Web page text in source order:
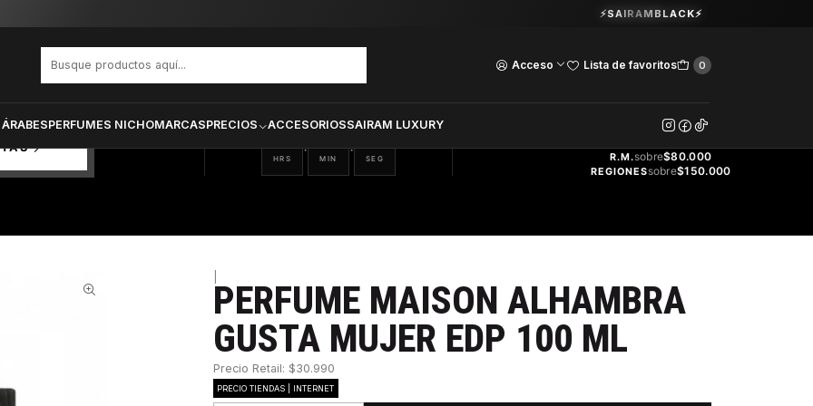
Acceso Lista de favoritos 0
PERFUMES NICHOMARCASPRECIOS ACCESORIOSSAIRAM LUXURY
Guardia Vieja 202. Oficina 102.Ver Horarios
⚡SAIRAMBLACK⚡
22
HRS
: 13
MIN
: 17
SEG
GRATIS
R.M.sobre$80.000
REGIONESsobre$150.000
PERFUME MAISON ALHAMBRA
GUSTA MUJER EDP 100 ML
Precio Retail: $30.990
PRECIO TIENDAS | INTERNET